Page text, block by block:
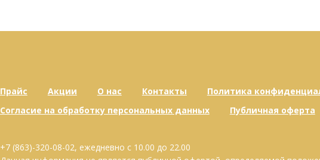
Прайс Акции О нас Контакты Политика
Согласие на обработку персональных данных
Публичная оферта
+7 (863)-320-08-02, ежедневно с 10.00 до 22.00